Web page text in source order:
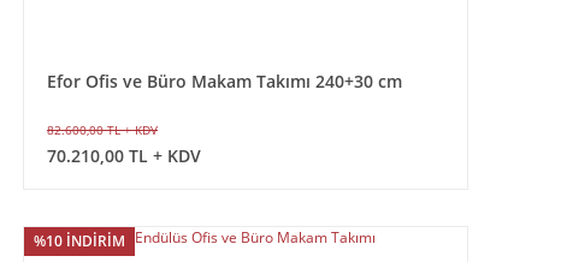
Efor Ofis ve Büro Makam Takımı 240+30 cm
82.600,00 TL + KDV
70.210,00 TL + KDV
%10 İNDİRİM